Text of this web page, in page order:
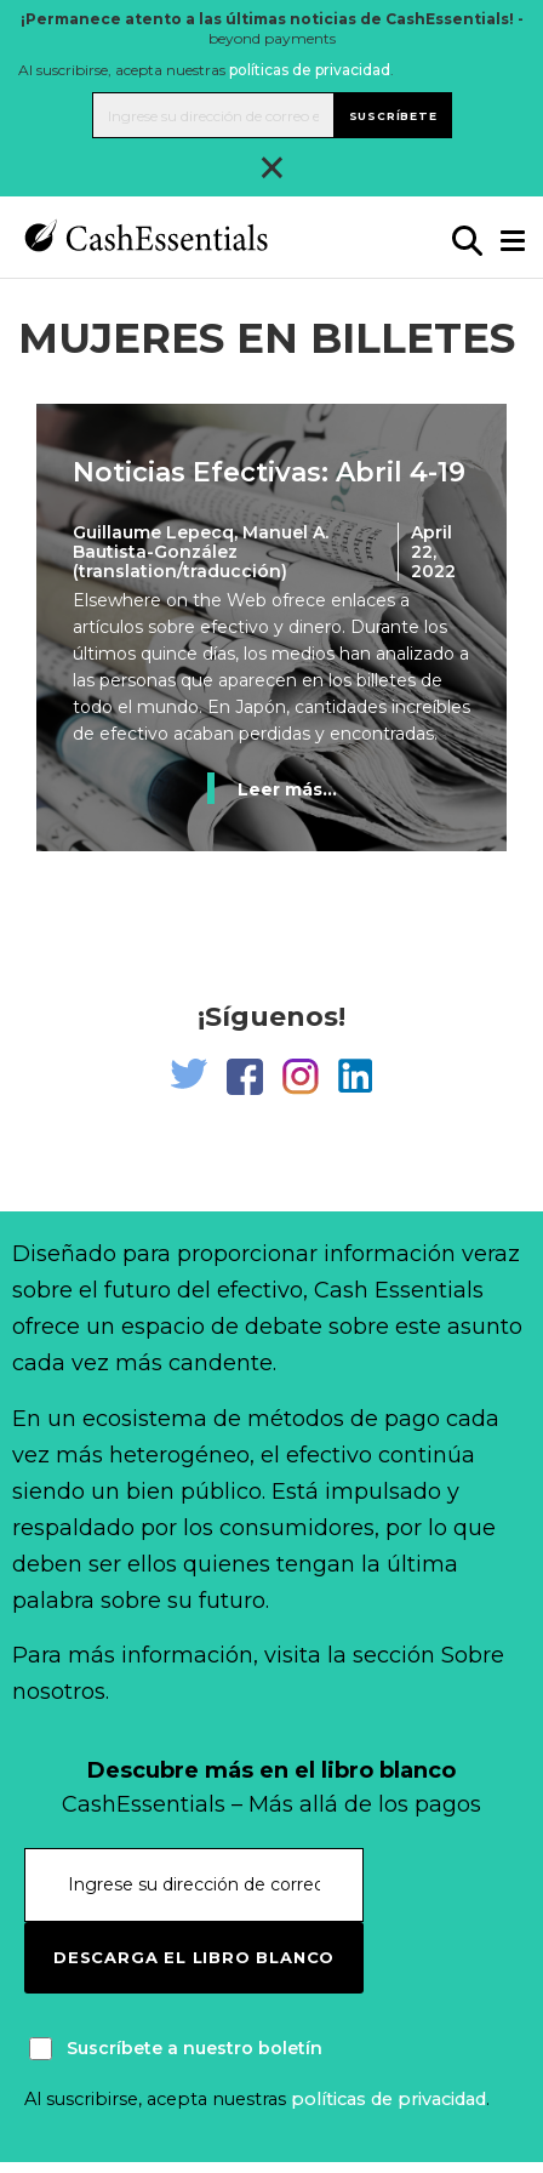
¡Permanece atento a las últimas noticias de CashEssentials! -
beyond payments
Al suscribirse, acepta nuestras políticas de privacidad .
SUSCRÍBETE
×
MUJERES EN BILLETES
Noticias Efectivas: Abril 4-19
Guillaume Lepecq, Manuel A.
Bautista-González
(translation/traducción)
April
22,
2022
Elsewhere on the Web ofrece enlaces a
artículos sobre efectivo y dinero. Durante los
últimos quince días, los medios han analizado a
las personas que aparecen en los billetes de
todo el mundo. En Japón, cantidades increíbles
de efectivo acaban perdidas y encontradas.
Leer más...
¡Síguenos!
Descubre más en el libro blanco
CashEssentials – Más allá de los pagos
DESCARGA EL LIBRO BLANCO
Suscríbete a nuestro boletín
Al suscribirse, acepta nuestras políticas de privacidad.
Diseñado para proporcionar información veraz
sobre el futuro del efectivo, Cash Essentials
ofrece un espacio de debate sobre este asunto
cada vez más candente.
En un ecosistema de métodos de pago cada
vez más heterogéneo, el efectivo continúa
siendo un bien público. Está impulsado y
respaldado por los consumidores, por lo que
deben ser ellos quienes tengan la última
palabra sobre su futuro.
Para más información, visita la sección Sobre
nosotros.